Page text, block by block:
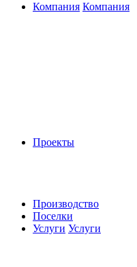
Компания Компания
Проекты
Производство
Поселки
Услуги Услуги